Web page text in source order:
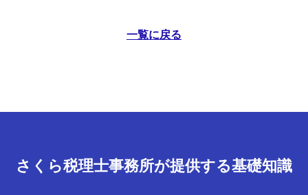
一覧に戻る
さくら税理士事務所が提供する基礎知識